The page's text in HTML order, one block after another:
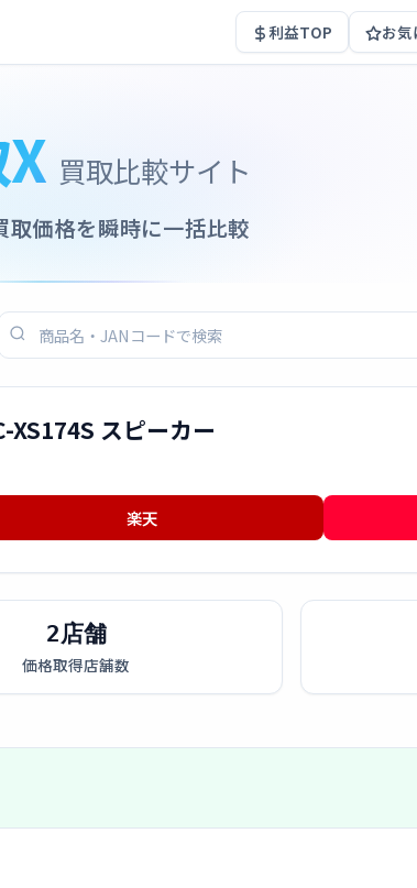
利益TOP お気
買取比較サイト
取価格を瞬時に一括比較
XS174S スピーカー
楽天
2店舗
価格取得店舗数